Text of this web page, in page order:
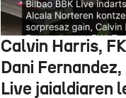
Calvin Harris,
Dani
Live jaialdiaren